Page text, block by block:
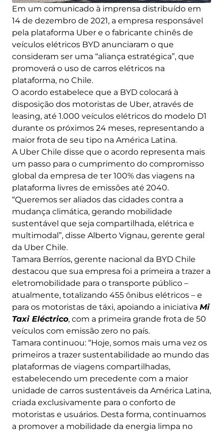
Em um comunicado à imprensa distribuído em
14 de dezembro de 2021, a empresa responsável
pela plataforma Uber e o fabricante chinês de
veículos elétricos BYD anunciaram o que
consideram ser uma “aliança estratégica”, que
promoverá o uso de carros elétricos na
plataforma, no Chile.
O acordo estabelece que a BYD colocará à
disposição dos motoristas de Uber, através de
leasing, até 1.000 veículos elétricos do modelo D1
durante os próximos 24 meses, representando a
maior frota de seu tipo na América Latina.
A Uber Chile disse que o acordo representa mais
um passo para o cumprimento do compromisso
global da empresa de ter 100% das viagens na
plataforma livres de emissões até 2040.
“Queremos ser aliados das cidades contra a
mudança climática, gerando mobilidade
sustentável que seja compartilhada, elétrica e
multimodal”, disse Alberto Vignau, gerente geral
da Uber Chile.
Tamara Berríos, gerente nacional da BYD Chile
destacou que sua empresa foi a primeira a trazer a
eletromobilidade para o transporte público –
atualmente, totalizando 455 ônibus elétricos – e
para os motoristas de táxi, apoiando a iniciativa Mi
Taxi Eléctrico, com a primeira grande frota de 50
veículos com emissão zero no país.
Tamara continuou: “Hoje, somos mais uma vez os
primeiros a trazer sustentabilidade ao mundo das
plataformas de viagens compartilhadas,
estabelecendo um precedente com a maior
unidade de carros sustentáveis da América Latina,
criada exclusivamente para o conforto de
motoristas e usuários. Desta forma, continuamos
a promover a mobilidade da energia limpa no